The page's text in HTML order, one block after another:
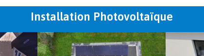
Installation Photovoltaïque